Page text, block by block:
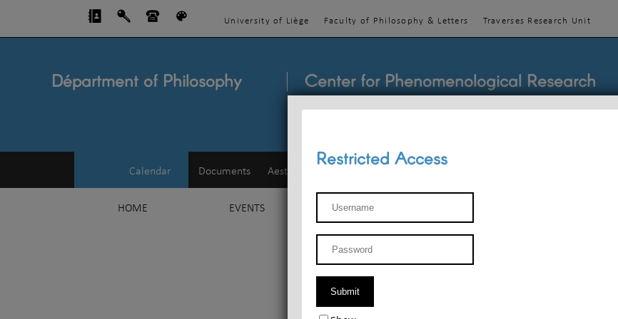
University of Liège Faculty of Philosophy & Letters Traverses Research Unit
Départment of Philosophy Center for Phenomenological Research
Calendar Documents Aesthetics
HOME EVENTS TEACHINGS
Restricted Access